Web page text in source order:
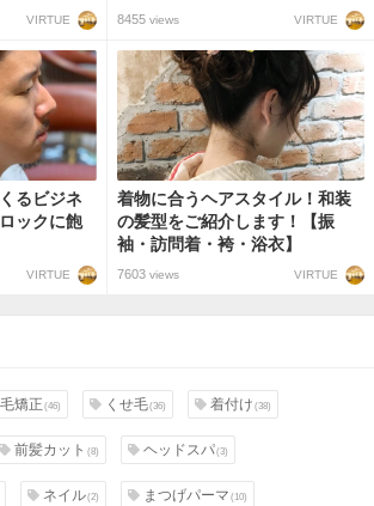
VIRTUE
ンズスタイルに対応します！
8455views VIRTUE
るビジネ
ックに飽
VIRTUE
着物に合うヘアスタイル！和装
の髪型をご紹介します！【振
袖・訪問着・袴・浴衣】
7603views VIRTUE
矯正(46) くせ毛(36) 着付け(38)
前髪カット(8) ヘッドスパ(3)
ネイル(2) まつげパーマ(10)